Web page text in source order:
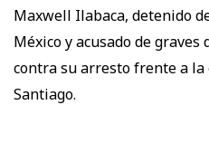
Maxwell Ilabaca, detenido
México y acusado de
contra su arresto frente a la
Santiago.